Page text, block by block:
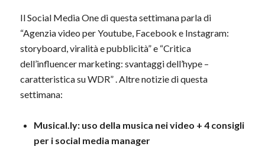
Il Social Media One di questa settimana parla di
“Agenzia video per Youtube, Facebook e Instagram:
storyboard, viralità e pubblicità” e “Critica
dell’influencer marketing: svantaggi dell’hype –
caratteristica su WDR” . Altre notizie di questa
settimana:
Musical.ly: uso della musica nei video + 4 consigli
per i social media manager